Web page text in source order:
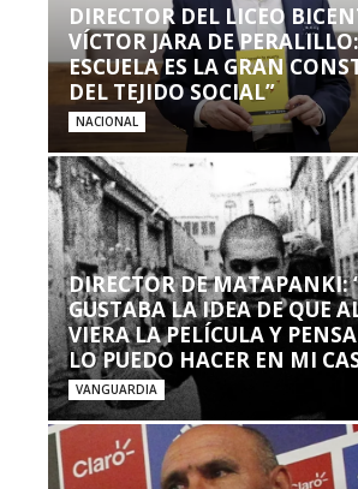
DIRECTOR DEL LICEO
VÍCTOR JARA DE
ESCUELA ES LA GRAN
DEL TEJIDO SOCIAL”
NACIONAL
DIRECTOR DE MATAPANKI:
GUSTABA LA IDEA DE QUE
VIERA LA PELÍCULA Y
LO PUEDO HACER EN MI
VANGUARDIA